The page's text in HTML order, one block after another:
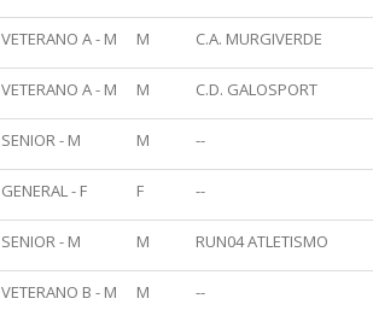
VETERANO A - M M C.A. MURGIVERDE
VETERANO A - M M C.D. GALOSPORT
SENIOR - M M --
GENERAL - F F --
SENIOR - M M RUN04 ATLETISMO
VETERANO B - M M --